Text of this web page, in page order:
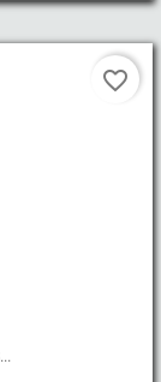
favorite_border